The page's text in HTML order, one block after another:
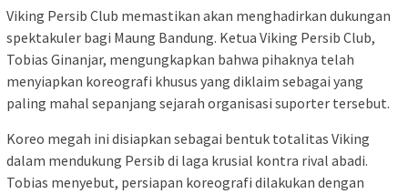
Viking Persib Club memastikan akan menghadirkan dukungan
spektakuler bagi Maung Bandung. Ketua Viking Persib Club,
Tobias Ginanjar, mengungkapkan bahwa pihaknya telah
menyiapkan koreografi khusus yang diklaim sebagai yang
paling mahal sepanjang sejarah organisasi suporter tersebut.
Koreo megah ini disiapkan sebagai bentuk totalitas Viking
dalam mendukung Persib di laga krusial kontra rival abadi.
Tobias menyebut, persiapan koreografi dilakukan dengan